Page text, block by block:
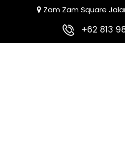
Zam Zam Square
+62 813